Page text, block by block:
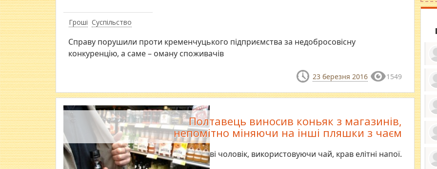
Гроші Суспільство
Справу порушили проти кременчуцького підприємства за недобросовісну
конкуренцію, а саме – оману споживачів
23 березня 2016 1549
Полтавець виносив коньяк з магазинів,
непомітно міняючи на інші пляшки з чаєм
У Полтаві чоловік, використовуючи чай, крав елітні напої.